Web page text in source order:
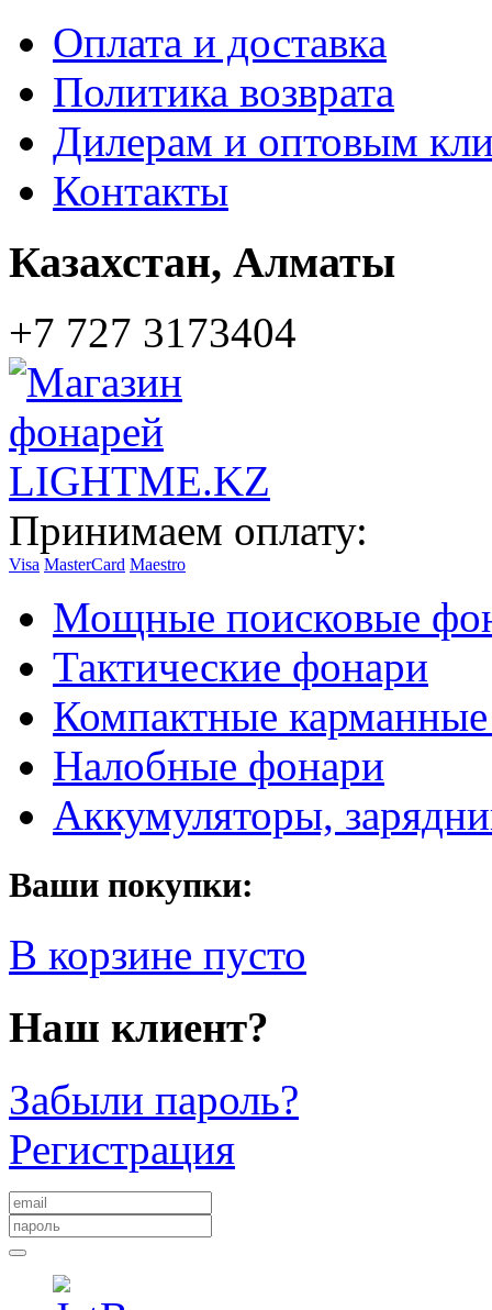
Оплата и доставка
Политика возврата
Дилерам и оптовым
Контакты
Казахстан, Алматы
+7 727 3173404
Принимаем оплату:
Visa MasterCard Maestro
Мощные поисковые
Тактические фонари
Компактные
Налобные фонари
Аккумуляторы,
Ваши покупки:
В корзине пусто
Наш клиент?
Забыли пароль?
Регистрация